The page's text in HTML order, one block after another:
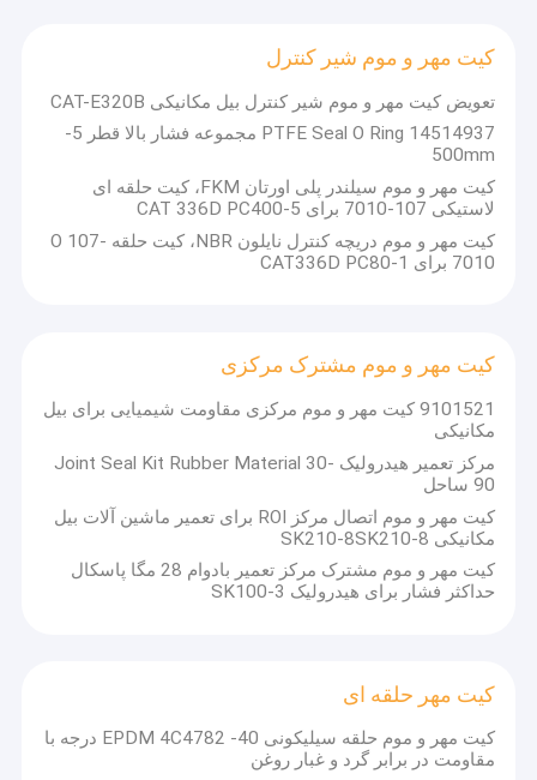
کیت مهر و موم شیر کنترل
تعویض کیت مهر و موم شیر کنترل بیل مکانیکی CAT-E320B
14514937 PTFE Seal O Ring مجموعه فشار بالا قطر 5-
500mm
کیت مهر و موم سیلندر پلی اورتان FKM، کیت حلقه ای
لاستیکی 107-7010 برای CAT 336D PC400-5
کیت مهر و موم دریچه کنترل نایلون NBR، کیت حلقه O 107-
7010 برای CAT336D PC80-1
کیت مهر و موم مشترک مرکزی
9101521 کیت مهر و موم مرکزی مقاومت شیمیایی برای بیل
مکانیکی
مرکز تعمیر هیدرولیک Joint Seal Kit Rubber Material 30-
90 ساحل
کیت مهر و موم اتصال مرکز ROI برای تعمیر ماشین آلات بیل
مکانیکی SK210-8SK210-8
کیت مهر و موم مشترک مرکز تعمیر بادوام 28 مگا پاسکال
حداکثر فشار برای هیدرولیک SK100-3
کیت مهر حلقه ای
کیت مهر و موم حلقه سیلیکونی EPDM 4C4782 -40 درجه با
مقاومت در برابر گرد و غبار روغن